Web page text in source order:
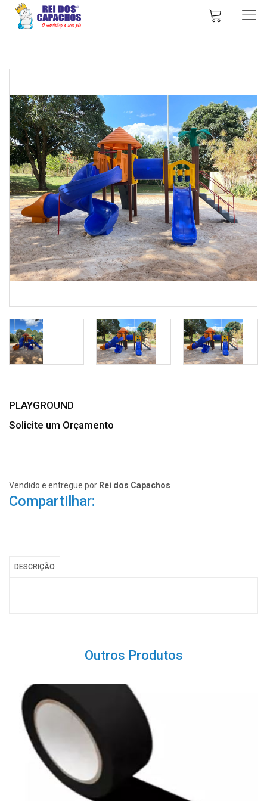
PLAYGROUND
Solicite um Orçamento
Vendido e entregue por Rei dos Capachos
Compartilhar:
DESCRIÇÃO
Outros Produtos